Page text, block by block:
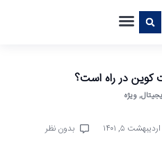
در راه است؟
,ویژه
اردیبهشت ۵, ۱۴۰۱ بدون نظر